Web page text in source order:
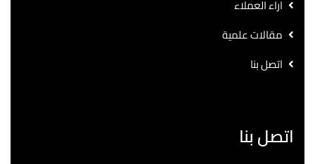
اراء العملاء
مقالات علمية
اتصل بنا
اتصل بنا